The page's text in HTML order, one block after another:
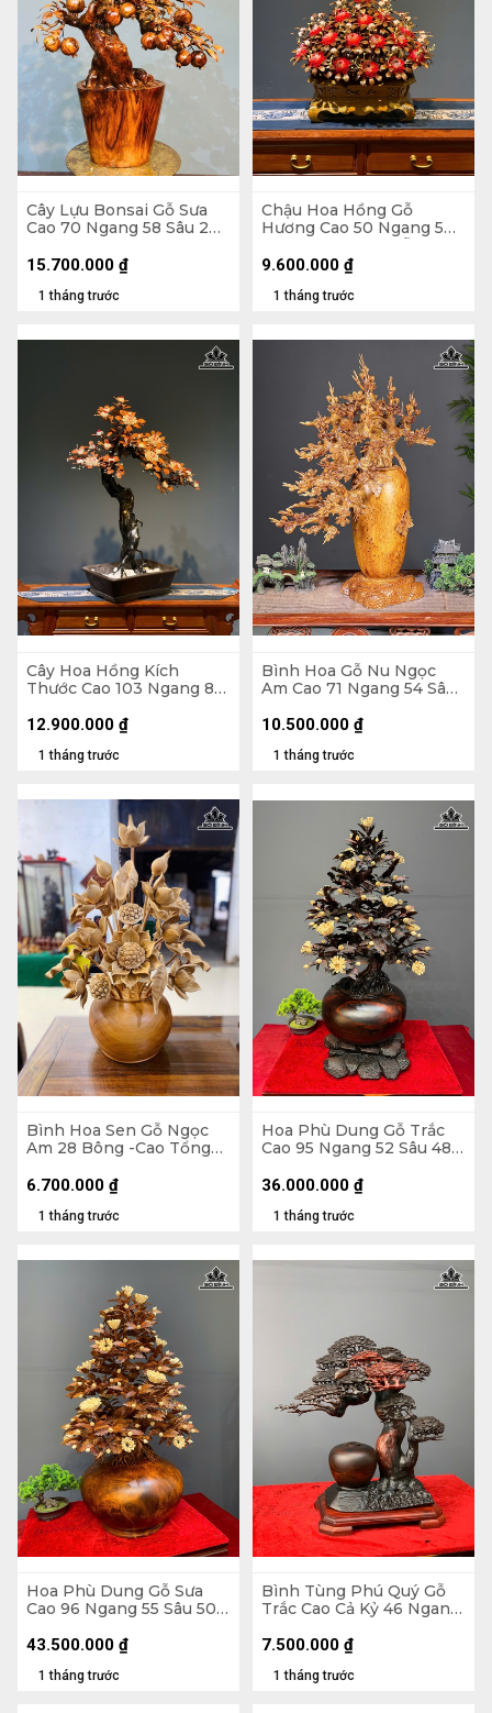
Cây Lựu Bonsai Gỗ Sưa
Cao 70 Ngang 58 Sâu 20
1 tháng trước
15.700.000 ₫
Chậu Hoa Hồng Gỗ
Hương Cao 50 Ngang 50
Sâu 45 (cm) - Lá Gỗ Sưa -
Hoa Vỏ Sò Indo
1 tháng trước
9.600.000 ₫
Cây Hoa Hồng Kích
Thước Cao 103 Ngang 80
Ngư - Lá Gỗ Sưa - Thân
1 tháng trước
12.900.000 ₫
Bình Hoa Gỗ Nu Ngọc
Am Cao 71 Ngang 54 Sâu
Đường Kính 18 (cm)
1 tháng trước
10.500.000 ₫
Bình Hoa Sen Gỗ Ngọc
Am 28 Bông -Cao Tổng
Đường Kính 30 (cm)
1 tháng trước
6.700.000 ₫
Hoa Phù Dung Gỗ Trắc
Cao 95 Ngang 52 Sâu 48
35 (cm)
1 tháng trước
36.000.000 ₫
Hoa Phù Dung Gỗ Sưa
Cao 96 Ngang 55 Sâu 50
43 (cm)
1 tháng trước
43.500.000 ₫
Bình Tùng Phú Quý Gỗ
Trắc Cao Cả Kỷ 46 Ngang
4 - Đường Kính 12 (cm)
1 tháng trước
7.500.000 ₫